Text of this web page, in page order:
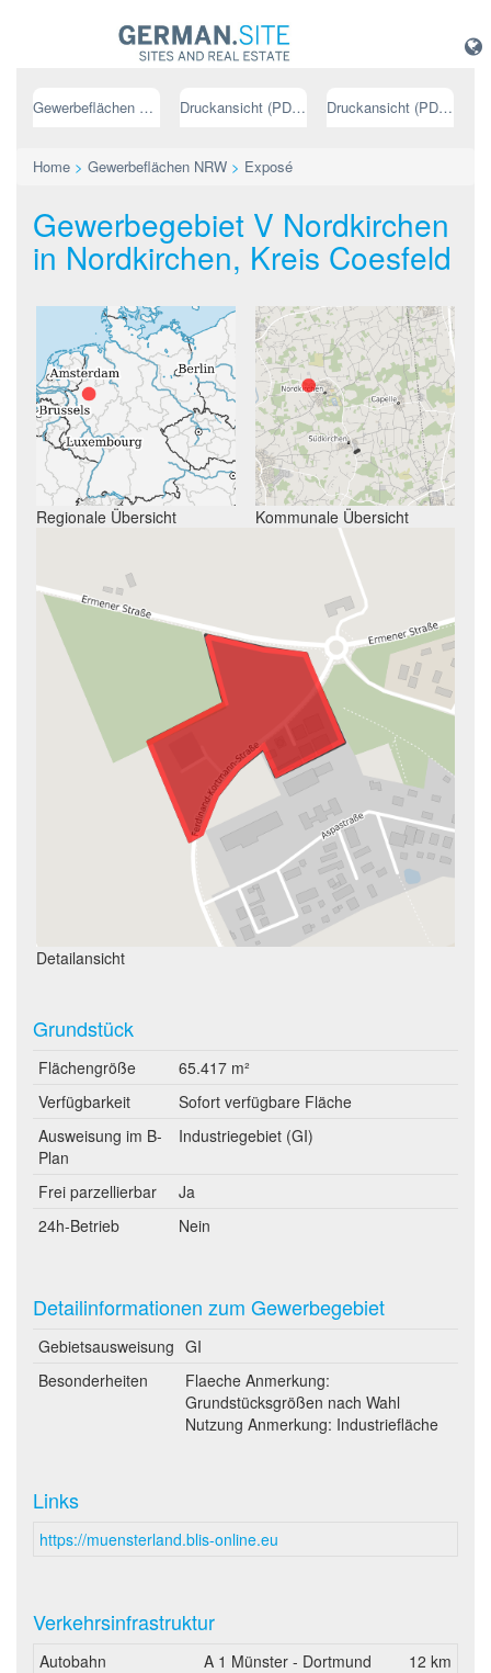
Gewerbeflächen NRW Druckansicht (PDF) // deutsch Druckansicht (PDF) // englisch
Home > Gewerbeflächen NRW > Exposé
Gewerbegebiet V Nordkirchen
in Nordkirchen, Kreis Coesfeld
Regionale Übersicht Kommunale Übersicht
Detailansicht
Grundstück
Flächengröße
65.417 m²
Verfügbarkeit
Sofort verfügbare Fläche
Ausweisung im B-
Plan
Industriegebiet (GI)
Frei parzellierbar
Ja
24h-Betrieb
Nein
Detailinformationen zum Gewerbegebiet
Gebietsausweisung GI
Besonderheiten
Flaeche Anmerkung:
Grundstücksgrößen nach Wahl
Nutzung Anmerkung: Industriefläche
Links
https://muensterland.blis-online.eu
Verkehrsinfrastruktur
Autobahn A 1 Münster - Dortmund
12 km